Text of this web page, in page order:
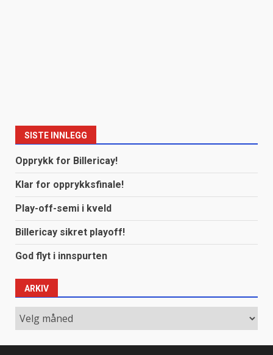
SISTE INNLEGG
Opprykk for Billericay!
Klar for opprykksfinale!
Play-off-semi i kveld
Billericay sikret playoff!
God flyt i innspurten
ARKIV
Arkiv